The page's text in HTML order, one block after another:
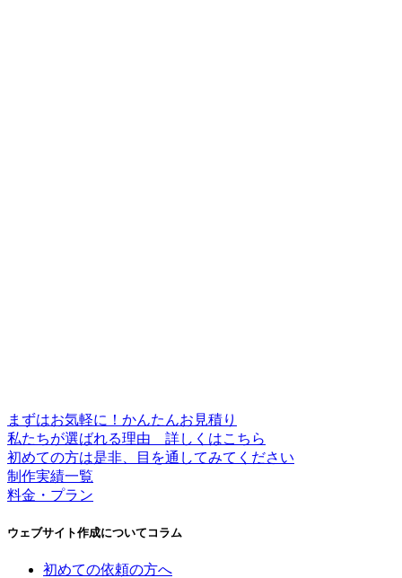
まずはお気軽に！かんたんお見積り
私たちが選ばれる理由 詳しくはこちら
初めての方は是非、目を通してみてください
制作実績一覧
料金・プラン
ウェブサイト作成についてコラム
初めての依頼の方へ